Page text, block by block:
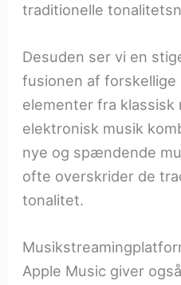
traditionelle
Desuden ser vi en
fusionen af forskellige
elementer fra klassisk
elektronisk musik
nye og spændende
ofte overskrider de
tonalitet.
Apple Music giver